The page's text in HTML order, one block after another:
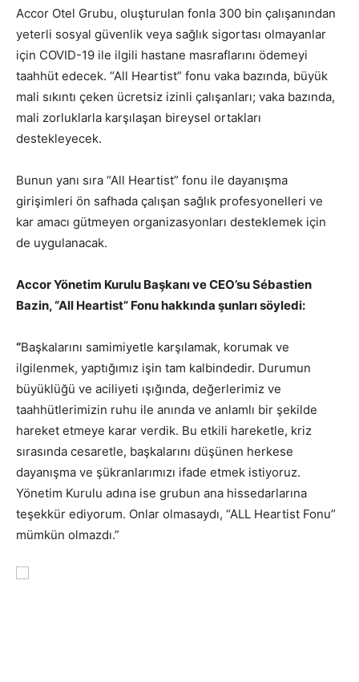
Accor Otel Grubu, oluşturulan fonla 300 bin çalışanından
yeterli sosyal güvenlik veya sağlık sigortası olmayanlar
için COVID-19 ile ilgili hastane masraflarını ödemeyi
taahhüt edecek. “All Heartist” fonu vaka bazında, büyük
mali sıkıntı çeken ücretsiz izinli çalışanları; vaka bazında,
mali zorluklarla karşılaşan bireysel ortakları
destekleyecek.
Bunun yanı sıra “All Heartist” fonu ile dayanışma
girişimleri ön safhada çalışan sağlık profesyonelleri ve
kar amacı gütmeyen organizasyonları desteklemek için
de uygulanacak.
Accor Yönetim Kurulu Başkanı ve CEO’su Sébastien
Bazin,“All Heartist” Fonu hakkında şunları söyledi:
“Başkalarını samimiyetle karşılamak, korumak ve
ilgilenmek, yaptığımız işin tam kalbindedir. Durumun
büyüklüğü ve aciliyeti ışığında, değerlerimiz ve
taahhütlerimizin ruhu ile anında ve anlamlı bir şekilde
hareket etmeye karar verdik. Bu etkili hareketle, kriz
sırasında cesaretle, başkalarını düşünen herkese
dayanışma ve şükranlarımızı ifade etmek istiyoruz.
Yönetim Kurulu adına ise grubun ana hissedarlarına
teşekkür ediyorum. Onlar olmasaydı, “ALL Heartist Fonu”
mümkün olmazdı.”